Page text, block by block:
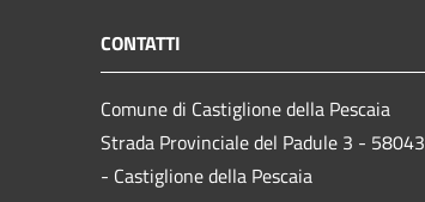
CONTATTI
Comune di Castiglione della Pescaia
Strada Provinciale del Padule 3 - 58043
- Castiglione della Pescaia